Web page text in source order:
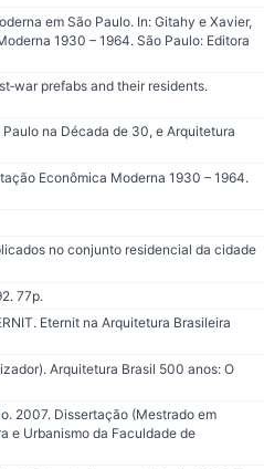
em São Paulo. In: Gitahy e Xavier,
1930 – 1964. São Paulo: Editora
prefabs and their residents.
na Década de 30, e Arquitetura
Econômica Moderna 1930 – 1964.
no conjunto residencial da cidade
77p.
Eternit na Arquitetura Brasileira
Arquitetura Brasil 500 anos: O
2007. Dissertação (Mestrado em
e Urbanismo da Faculdade de